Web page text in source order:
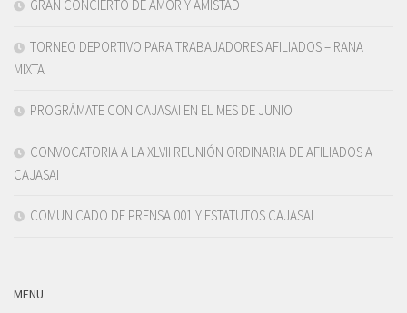
GRAN CONCIERTO DE AMOR Y AMISTAD
TORNEO DEPORTIVO PARA TRABAJADORES AFILIADOS – RANA
MIXTA
PROGRÁMATE CON CAJASAI EN EL MES DE JUNIO
CONVOCATORIA A LA XLVII REUNIÓN ORDINARIA DE AFILIADOS A
CAJASAI
COMUNICADO DE PRENSA 001 Y ESTATUTOS CAJASAI
MENU